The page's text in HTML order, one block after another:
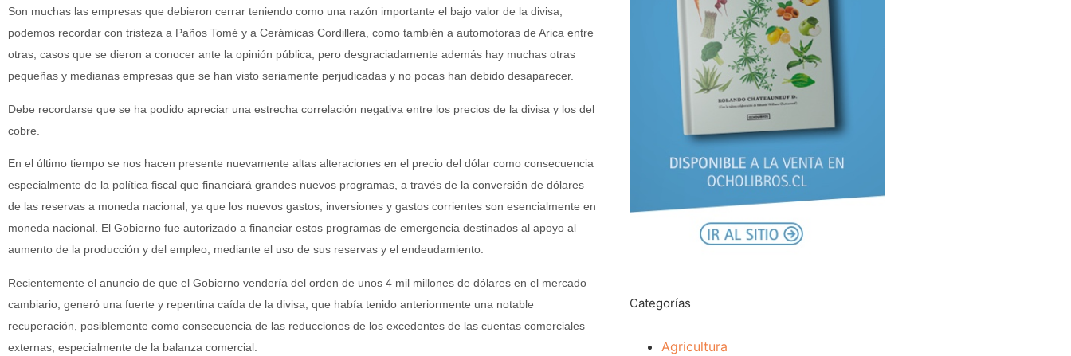
Son muchas las empresas que debieron cerrar teniendo como una razón importante el bajo valor de la divisa;
podemos recordar con tristeza a Paños Tomé y a Cerámicas Cordillera, como también a automotoras de Arica entre
otras, casos que se dieron a conocer ante la opinión pública, pero desgraciadamente además hay muchas otras
pequeñas y medianas empresas que se han visto seriamente perjudicadas y no pocas han debido desaparecer.
Debe recordarse que se ha podido apreciar una estrecha correlación negativa entre los precios de la divisa y los del
cobre.
En el último tiempo se nos hacen presente nuevamente altas alteraciones en el precio del dólar como consecuencia
especialmente de la política fiscal que financiará grandes nuevos programas, a través de la conversión de dólares
de las reservas a moneda nacional, ya que los nuevos gastos, inversiones y gastos corrientes son esencialmente en
moneda nacional. El Gobierno fue autorizado a financiar estos programas de emergencia destinados al apoyo al
aumento de la producción y del empleo, mediante el uso de sus reservas y el endeudamiento.
Recientemente el anuncio de que el Gobierno vendería del orden de unos 4 mil millones de dólares en el mercado
cambiario, generó una fuerte y repentina caída de la divisa, que había tenido anteriormente una notable
recuperación, posiblemente como consecuencia de las reducciones de los excedentes de las cuentas comerciales
externas, especialmente de la balanza comercial.
Categorías
Agricultura